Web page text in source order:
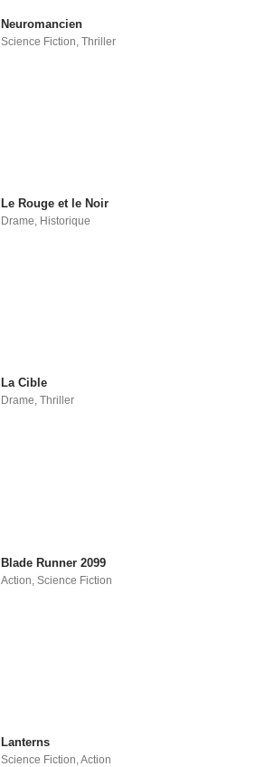
Neuromancien
Science Fiction ,Thriller
Le Rouge et le Noir
Drame, Historique
La Cible
Drame,Thriller
Blade Runner 2099
Action ,Science Fiction
Lanterns
Science Fiction,Action